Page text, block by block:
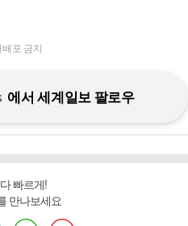
포 금지
에서 세계일보 팔로우
빠르게!
만나보세요